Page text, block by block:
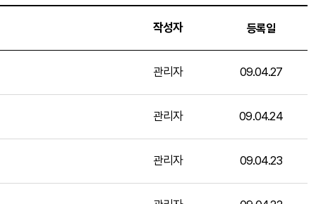
작성자 등록일
관리자 09.04.27
관리자 09.04.24
관리자 09.04.23